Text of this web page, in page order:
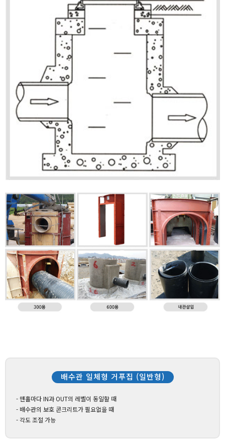
배수관 일체형 거푸집 (일반형)
- 맨홀마다 IN과 OUT의 레벨이 동일할 때
- 배수관의 보호 콘크리트가 필요없을 때
- 각도 조절 가능